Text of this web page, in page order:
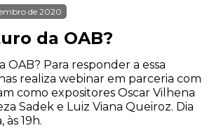
de 2020
da OAB?
Para responder a essa
realiza webinar em parceria com
como expositores Oscar Vilhena
Sadek e Luiz Viana Queiroz. Dia
às 19h.